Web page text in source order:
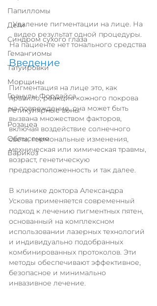
Папилломы
Дети
Синдром сухого глаза
Гемангиомы
Татуировки
Морщины
Гранулы Фордайса
Ретикулярные вены
Розацеа
Облысение
Варикоз
Удаление пигментации на лице. На
видео результат одной процедуры.
На пациенте нет тонального средства
Введение
Пигментация на лице это, как
правило, реакция кожного покрова
на повреждение, она может быть
вызвана множеством факторов,
включая воздействие солнечного
света, гормональные изменения,
мехническая или химическая травмы,
возраст, генетическую
предрасположенность и так далее.
В клинике доктора Александра
Ускова применяется современный
подход к лечению пигментных пятен,
основанный на комплексном
использовании лазерных технологий
и индивидуально подобранных
комбинированных протоколов. Эти
методы обеспечивают эффективное,
безопасное и минимально
инвазивное лечение.